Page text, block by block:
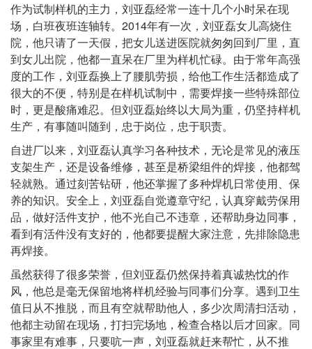
作为试制样机的主力，刘亚磊经常一连十几个小时呆在现
场，白班夜班连轴转。2014年有一次，刘亚磊女儿高烧住
院，他只请了一天假，把女儿送进医院就匆匆回到厂里，直
到女儿出院，他都一直呆在厂里为样机忙碌。由于常年高强
度的工作，刘亚磊换上了腰肌劳损，给他工作生活都造成了
很大的不便，特别是在样机试制中，需要焊接一些特殊部位
时，更是酸痛难忍。但刘亚磊始终以大局为重，仍坚持样机
生产，有事随叫随到，忠于岗位，忠于职责。
自进厂以来，刘亚磊认真学习各种技术，无论是常见的液压
支架生产，还是设备维修，甚至是桥梁组件的焊接，他都驾
轻就熟。通过刻苦钻研，他还掌握了多种焊机日常使用、保
养的知识。安全上，刘亚磊自觉遵章守纪，认真穿戴劳保用
品，做好活件支护，他不光自己不违章，还帮助身边同事，
看到有活件没有支好的，他都要提醒大家注意，先排除隐患
再焊接。
虽然获得了很多荣誉，但刘亚磊仍然保持着真诚热忱的作
风，他总是毫无保留地将样机经验与同事们分享。遇到卫生
值日从不推脱，而且有空就帮助他人，多少次周清扫活动，
他都主动留在现场，打扫完场地，检查合格以后才回家。同
事家里有难事，只要吭一声，刘亚磊就赶来帮忙，从不推